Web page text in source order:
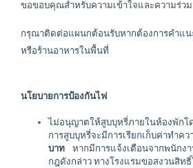
ขอขอบคุณสำหรับความเข้าใจและความร่ว
กรุณาติดต่อแผนกต้อนรับหากต้องการคำแน
หรือร้านอาหารในพื้นที่
นโยบายการป้องกันไฟ
ไม่อนุญาตให้สูบบุหรี่ภายในห้องพัก
การสูบบุหรี่จะมีการเรียกเก็บค่าทำค
บาท หากมีการแจ้งเตือนจากพนักง
กฎดังกล่าว ทางโรงแรมขอสงวนสิทธิ์